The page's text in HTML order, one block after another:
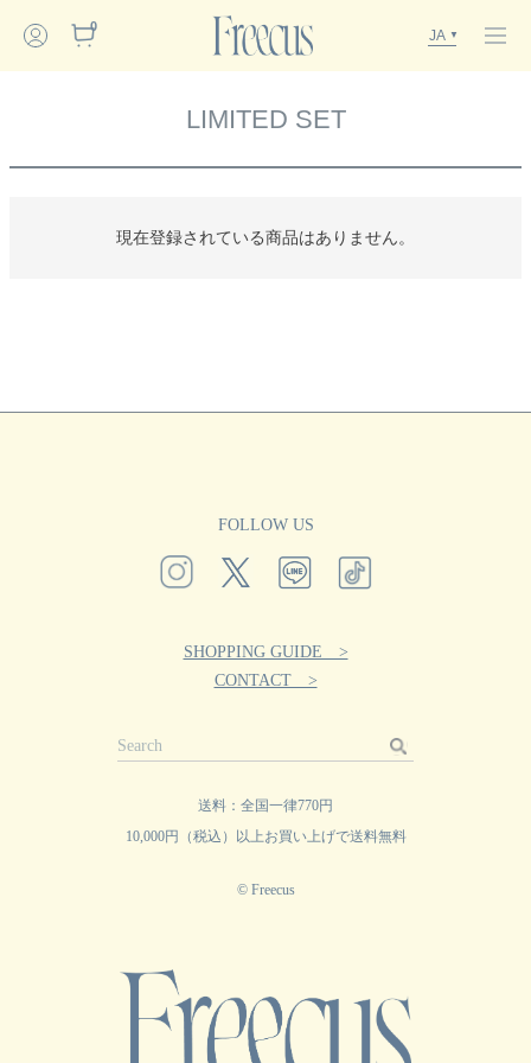
0
JA
LIMITED SET
現在登録されている商品はありません。
FOLLOW US
SHOPPING GUIDE >
CONTACT >
送料：全国一律770円
10,000円（税込）以上お買い上げで送料無料
© Freecus